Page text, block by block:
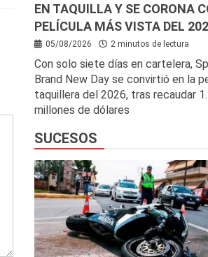
EN TAQUILLA Y SE CORONA
PELÍCULA MÁS VISTA DEL
05/08/2026 2 minutos de lectura
Con solo siete días en cartelera,
Brand New Day se convirtió en la
taquillera del 2026, tras recaudar
millones de dólares
SUCESOS